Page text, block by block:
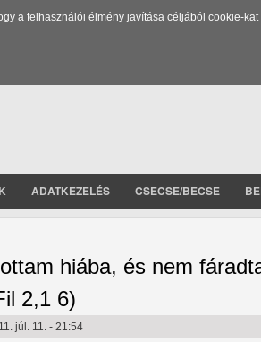
a felhasználói élmény javítása céljából cookie-
ADATKEZELÉS CSECSE/BECSE
hiába, és nem
2,1 6)
júl. 11. - 21:54